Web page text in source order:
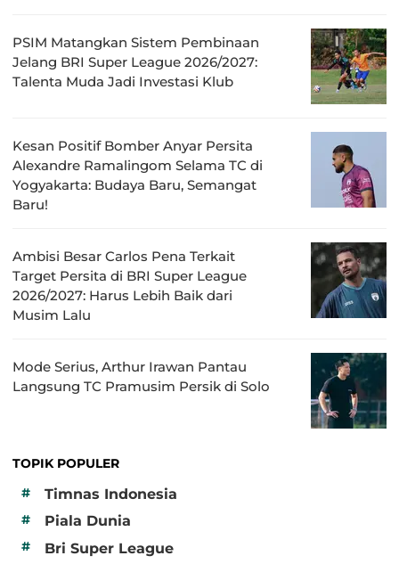
PSIM Matangkan Sistem Pembinaan
Jelang BRI Super League 2026/2027:
Talenta Muda Jadi Investasi Klub
Kesan Positif Bomber Anyar Persita
Alexandre Ramalingom Selama TC di
Yogyakarta: Budaya Baru, Semangat
Baru!
Ambisi Besar Carlos Pena Terkait
Target Persita di BRI Super League
2026/2027: Harus Lebih Baik dari
Musim Lalu
Mode Serius, Arthur Irawan Pantau
Langsung TC Pramusim Persik di Solo
TOPIK POPULER
#
Timnas Indonesia
# Piala Dunia
# Bri Super League